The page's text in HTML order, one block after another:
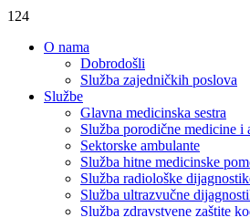
124
O nama
Dobrodošli
Služba zajedničkih poslova
Službe
Glavna medicinska sestra
Služba porodične medicine i
Sektorske ambulante
Služba hitne medicinske
Služba radiološke
Služba ultrazvučne
Služba zdravstvene zaštite